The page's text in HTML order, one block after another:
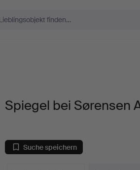
Spiegel bei Sørensen
Suche speichern